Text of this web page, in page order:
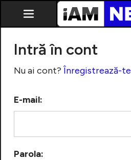
Intră în cont
Nu ai cont?Înregistrează-te
E-mail:
Parola: